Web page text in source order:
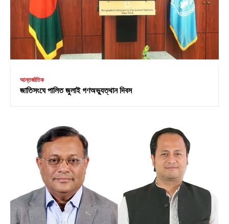
আন্তর্জাতিক
জাতিসংঘে পালিত জুলাই গণঅভ্যুত্থান দিবস